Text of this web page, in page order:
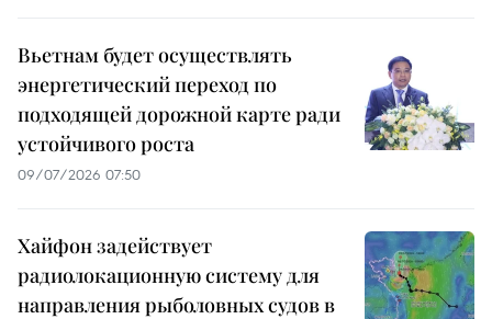
Вьетнам будет осуществлять
энергетический переход по
подходящей дорожной карте ради
устойчивого роста
09/07/2026 07:50
Хайфон задействует
радиолокационную систему для
направления рыболовных судов в